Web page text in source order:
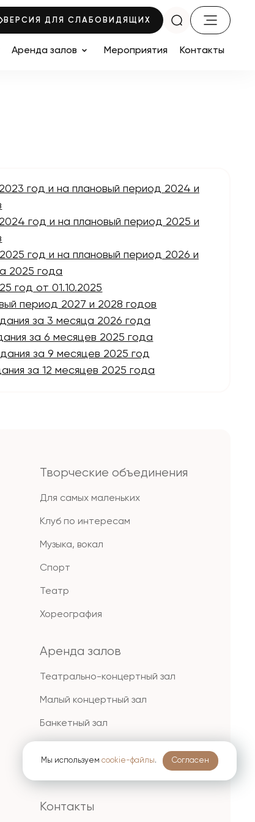
ВЕРСИЯ ДЛЯ СЛАБОВИДЯЩИХ
Аренда залов Мероприятия Контакты
год и на плановый период 2024 и
год и на плановый период 2025 и
год и на плановый период 2026 и
2025 года
год от 01.10.2025
период 2027 и 2028 годов
за 3 месяца 2026 года
за 6 месяцев 2025 года
за 9 месяцев 2025 год
за 12 месяцев 2025 года
Творческие объединения
Для самых маленьких
Клуб по интересам
Музыка, вокал
Спорт
Театр
Хореография
Аренда залов
Театрально-концертный зал
Малый концертный зал
Банкетный зал
Контакты
Мы используем cookie-файлы. Согласен